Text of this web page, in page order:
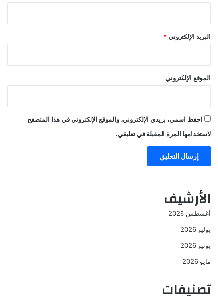
البريد الإلكتروني *
الموقع الإلكتروني
احفظ اسمي، بريدي الإلكتروني، والموقع الإلكتروني في هذا المتصفح
لاستخدامها المرة المقبلة في تعليقي.
الأرشيف
أغسطس 2026
يوليو 2026
يونيو 2026
مايو 2026
تصنيفات